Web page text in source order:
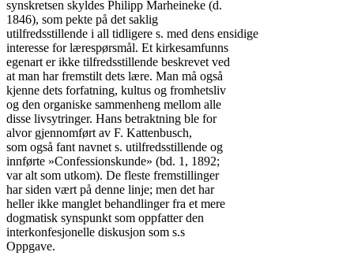
synskretsen skyldes Philipp Marheineke (d.
1846), som pekte på det saklig
utilfredsstillende i all tidligere s. med dens ensidige
interesse for lærespørsmål. Et kirkesamfunns
egenart er ikke tilfredsstillende beskrevet ved
at man har fremstilt dets lære. Man må også
kjenne dets forfatning, kultus og fromhetsliv
og den organiske sammenheng mellom alle
disse livsytringer. Hans betraktning ble for
alvor gjennomført av F. Kattenbusch,
som også fant navnet s. utilfredsstillende og
innførte »Confessionskunde» (bd. 1, 1892;
var alt som utkom). De fleste fremstillinger
har siden vært på denne linje; men det har
heller ikke manglet behandlinger fra et mere
dogmatisk synspunkt som oppfatter den
interkonfesjonelle diskusjon som s.s
Oppgave.